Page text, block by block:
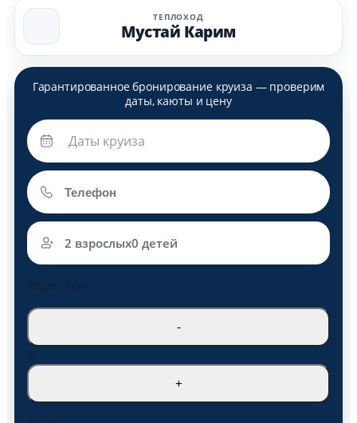
2 взрослых0 детей
Взрослые
-
2
+